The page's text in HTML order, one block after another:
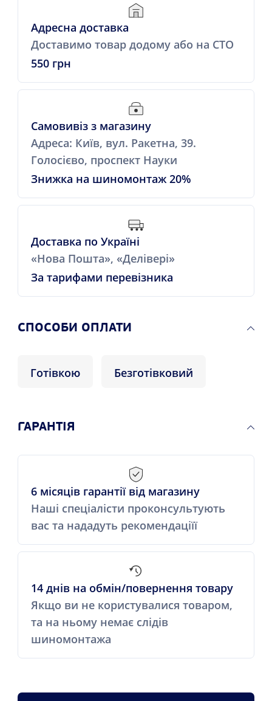
Адресна доставка
Доставимо товар додому або на СТО
550 грн
Самовивіз з магазину
Адреса: Київ, вул. Ракетна, 39.
Голосієво, проспект Науки
Знижка на шиномонтаж 20%
Доставка по Україні
«Нова Пошта», «Делівері»
За тарифами перевізника
СПОСОБИ ОПЛАТИ
Готівкою Безготівковий
ГАРАНТІЯ
6 місяців гарантії від магазину
Наші спеціалісти проконсультують
вас та нададуть рекомендаціїї
14 днів на обмін/повернення товару
Якщо ви не користувалися товаром,
та на ньому немає слідів
шиномонтажа